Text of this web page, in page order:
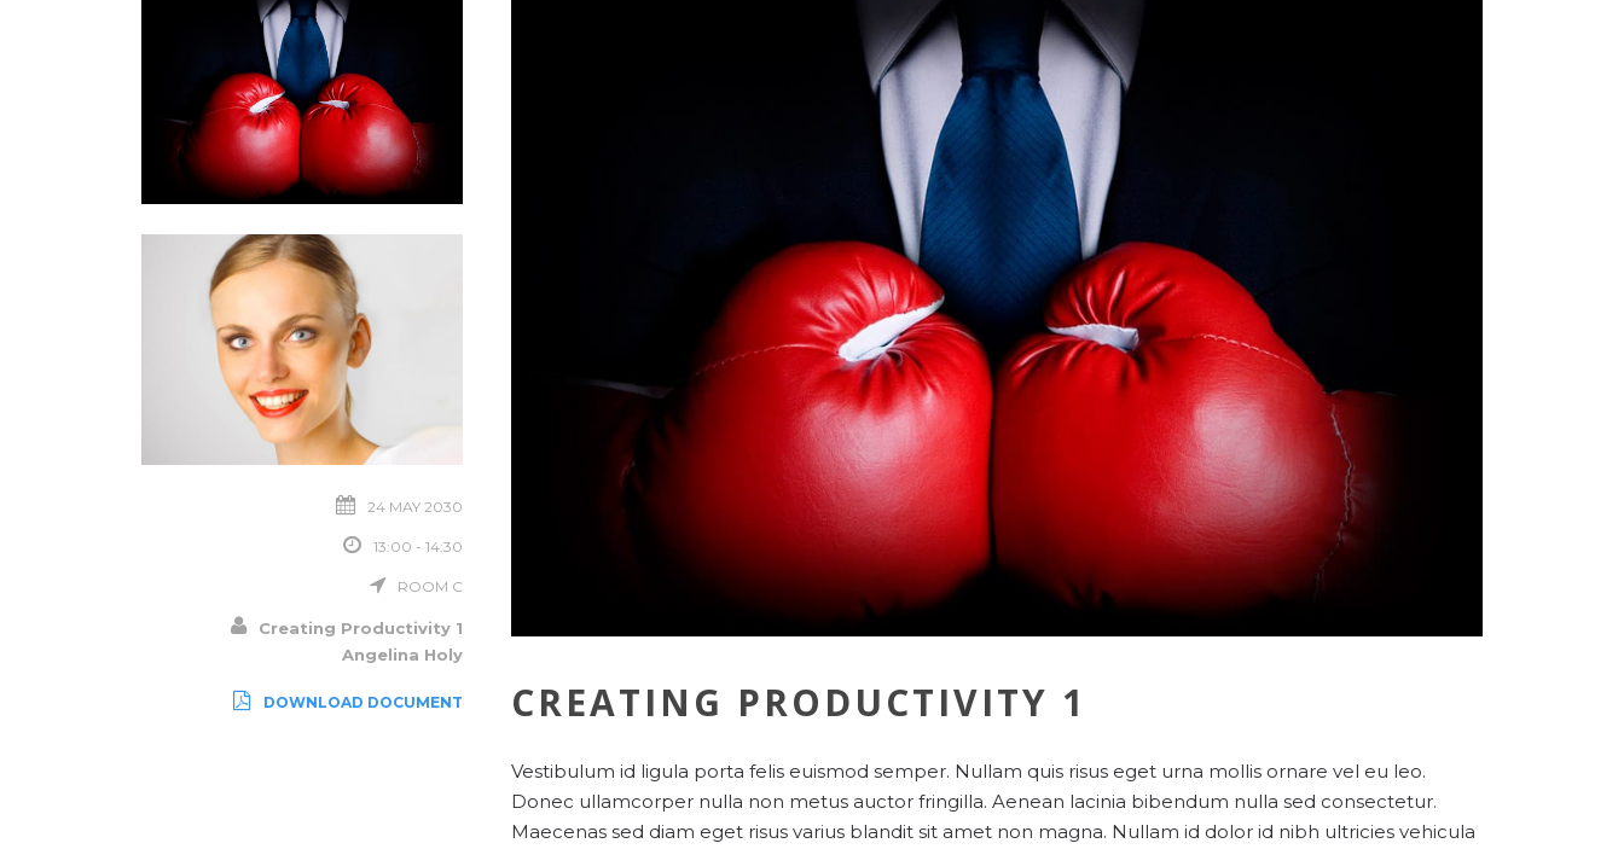
24 MAY 2030
13:00 - 14:30
ROOM C
Creating Productivity 1
Angelina Holy
DOWNLOAD DOCUMENT CREATING PRODUCTIVITY 1
Vestibulum id ligula porta felis euismod semper. Nullam quis risus eget urna mollis ornare vel eu leo.
Donec ullamcorper nulla non metus auctor fringilla. Aenean lacinia bibendum nulla sed consectetur.
Maecenas sed diam eget risus varius blandit sit amet non magna. Nullam id dolor id nibh ultricies vehicula